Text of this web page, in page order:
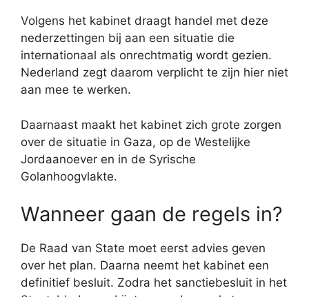
Volgens het kabinet draagt handel met deze
nederzettingen bij aan een situatie die
internationaal als onrechtmatig wordt gezien.
Nederland zegt daarom verplicht te zijn hier niet
aan mee te werken.
Daarnaast maakt het kabinet zich grote zorgen
over de situatie in Gaza, op de Westelijke
Jordaanoever en in de Syrische
Golanhoogvlakte.
Wanneer gaan de regels in?
De Raad van State moet eerst advies geven
over het plan. Daarna neemt het kabinet een
definitief besluit. Zodra het sanctiebesluit in het